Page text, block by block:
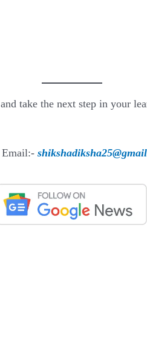
and take the next step in your
Email:-